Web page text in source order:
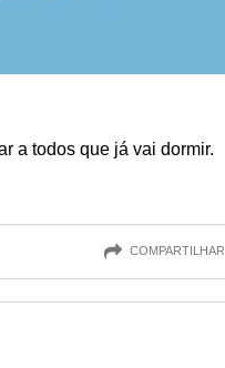
a todos que já vai dormir.
COMPARTILHAR